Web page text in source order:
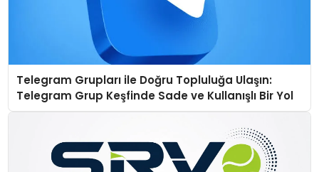
Telegram Grupları ile Doğru Topluluğa Ulaşın:
Telegram Grup Keşfinde Sade ve Kullanışlı Bir Yol